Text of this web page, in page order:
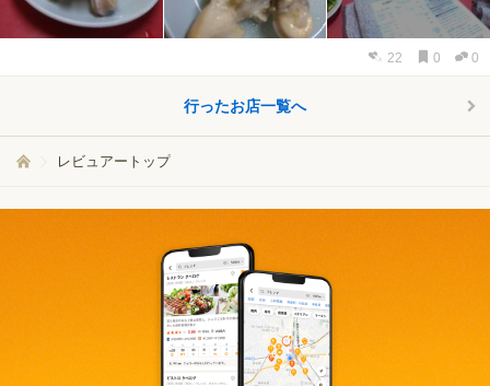
22 0 0
行ったお店一覧へ
レビュアートップ